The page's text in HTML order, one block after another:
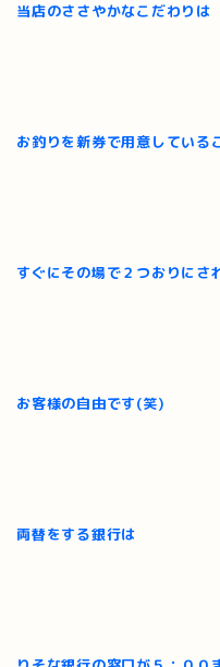
当店のささやかなこだわりは
お釣りを新券で用意している
すぐにその場で２つおりにさ
お客様の自由です(笑)
両替をする銀行は